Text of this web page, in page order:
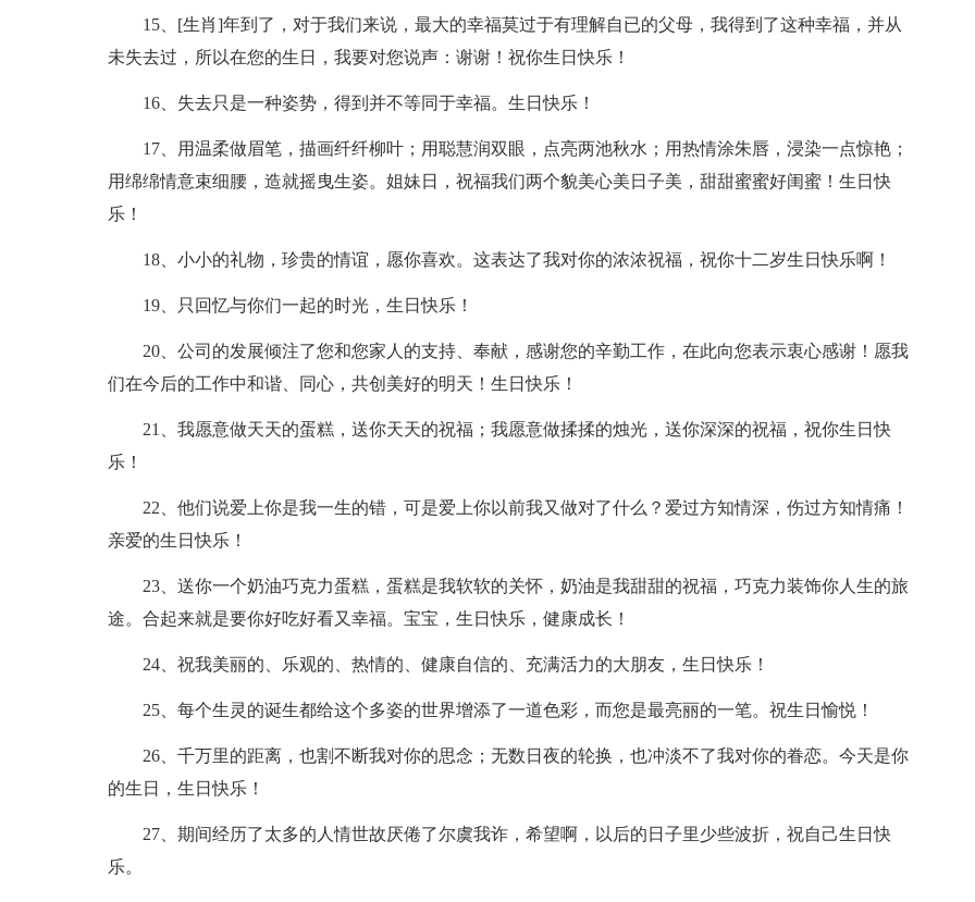
15、[生肖]年到了，对于我们来说，最大的幸福莫过于有理解自已的父母，我得到了这种幸福，并从
未失去过，所以在您的生日，我要对您说声：谢谢！祝你生日快乐！
16、失去只是一种姿势，得到并不等同于幸福。生日快乐！
17、用温柔做眉笔，描画纤纤柳叶；用聪慧润双眼，点亮两池秋水；用热情涂朱唇，浸染一点惊艳；
用绵绵情意束细腰，造就摇曳生姿。姐妹日，祝福我们两个貌美心美日子美，甜甜蜜蜜好闺蜜！生日快
乐！
18、小小的礼物，珍贵的情谊，愿你喜欢。这表达了我对你的浓浓祝福，祝你十二岁生日快乐啊！
19、只回忆与你们一起的时光，生日快乐！
20、公司的发展倾注了您和您家人的支持、奉献，感谢您的辛勤工作，在此向您表示衷心感谢！愿我
们在今后的工作中和谐、同心，共创美好的明天！生日快乐！
21、我愿意做天天的蛋糕，送你天天的祝福；我愿意做揉揉的烛光，送你深深的祝福，祝你生日快
乐！
22、他们说爱上你是我一生的错，可是爱上你以前我又做对了什么？爱过方知情深，伤过方知情痛！
亲爱的生日快乐！
23、送你一个奶油巧克力蛋糕，蛋糕是我软软的关怀，奶油是我甜甜的祝福，巧克力装饰你人生的旅
途。合起来就是要你好吃好看又幸福。宝宝，生日快乐，健康成长！
24、祝我美丽的、乐观的、热情的、健康自信的、充满活力的大朋友，生日快乐！
25、每个生灵的诞生都给这个多姿的世界增添了一道色彩，而您是最亮丽的一笔。祝生日愉悦！
26、千万里的距离，也割不断我对你的思念；无数日夜的轮换，也冲淡不了我对你的眷恋。今天是你
的生日，生日快乐！
27、期间经历了太多的人情世故厌倦了尔虞我诈，希望啊，以后的日子里少些波折，祝自己生日快
乐。